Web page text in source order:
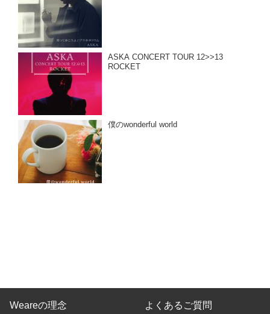
ASKA CONCERT TOUR 12>>13
ROCKET
僕のwonderful world
Weareの理念 よくあるご質問